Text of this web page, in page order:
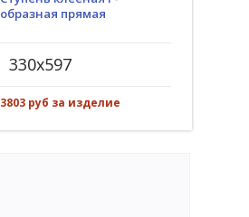
образная прямая
330x597
3803 руб за изделие